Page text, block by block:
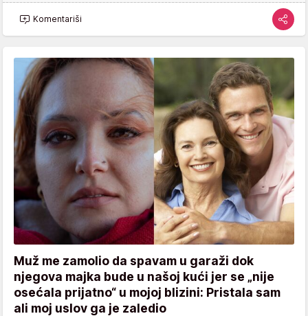
Komentariši
Muž me zamolio da spavam u garaži dok
njegova majka bude u našoj kući jer se „nije
osećala prijatno“ u mojoj blizini: Pristala sam
ali moj uslov ga je zaledio